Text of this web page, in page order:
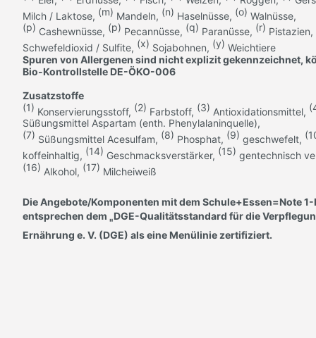
Milch / Laktose, (m) Mandeln, (n) Haselnüsse, (o) Walnüsse,
(p) Cashewnüsse, (p) Pecannüsse, (q) Paranüsse, (r) Pistazien,
Schwefeldioxid / Sulfite, (x) Sojabohnen, (y) Weichtiere
Spuren von Allergenen sind nicht explizit gekennzeichnet,
Bio-Kontrollstelle DE-ÖKO-006
Zusatzstoffe
(1) Konservierungsstoff, (2) Farbstoff, (3) Antioxidationsmittel,
Süßungsmittel Aspartam (enth. Phenylalaninquelle),
(7) Süßungsmittel Acesulfam, (8) Phosphat, (9) geschwefelt,
koffeinhaltig, (14) Geschmacksverstärker, (15) gentechnisch
(16) Alkohol, (17) Milcheiweiß
Die Angebote/Komponenten mit dem Schule+Essen=Note
entsprechen dem
"
DGE-Qualitätsstandard für die
Ernährung e. V. (DGE) als eine Menülinie zertifiziert.